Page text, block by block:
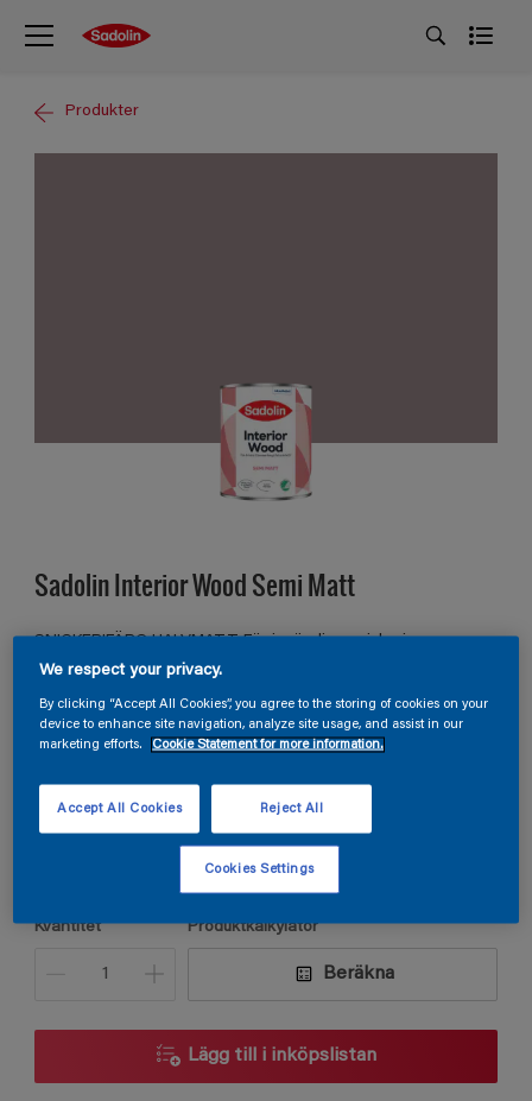
Produkter
Sadolin Interior Wood Semi Matt
SNICKERIFÄRG HALVMATT För invändiga snickerier
S 4010-R10B
Förpackningsstorlek
0,75L
Kvantitet Produktkalkylator
Beräkna
Lägg till i inköpslistan
We respect your privacy.
By clicking “Accept All Cookies”, you agree to the storing of cookies on your
device to enhance site navigation, analyze site usage, and assist in our
marketing efforts.
Cookie Statement for more information.
Reject All
Accept All Cookies
Cookies Settings